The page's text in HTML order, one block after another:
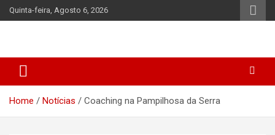
Skip
to
Quinta-feira, Agosto 6, 2026
Home Notícias Coaching na Pampilhosa da Serra